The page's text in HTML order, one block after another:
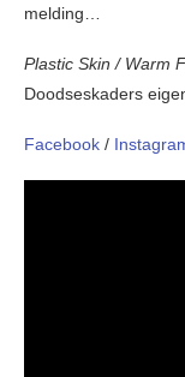
melding…
Plastic Skin / Warm
Doodseskaders
Facebook /